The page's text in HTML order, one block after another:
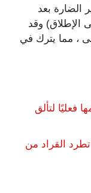
الضارة بعد
الإطلاق) وقد
، مما يترك في
فعليًا لتألق
القراد من